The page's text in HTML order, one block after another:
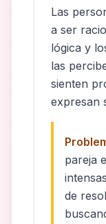
Las
a ser
lógica y
las
sienten
expresan
pareja
de